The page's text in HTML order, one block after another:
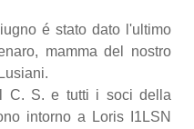
é stato dato l'ultimo
mamma del nostro
C. S. e tutti i soci della
intorno a Loris I1LSN